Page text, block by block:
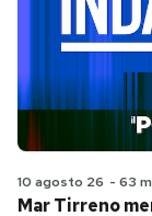
10 agosto 26 - 63
Mar Tirreno